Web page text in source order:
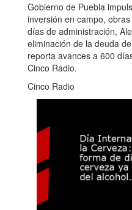
Gobierno de Puebla
inversión en campo,
días de administración,
eliminación de la deuda
reporta avances a 600
Cinco Radio.
Cinco Radio